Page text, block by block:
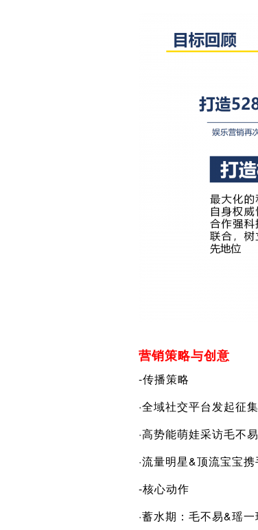
营销策略与创意
-传播策略
·全域社交平台发起征
·高势能萌娃采访毛不
·流量明星&顶流宝宝
-核心动作
·蓄水期：毛不易&瑶